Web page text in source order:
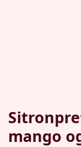
mango